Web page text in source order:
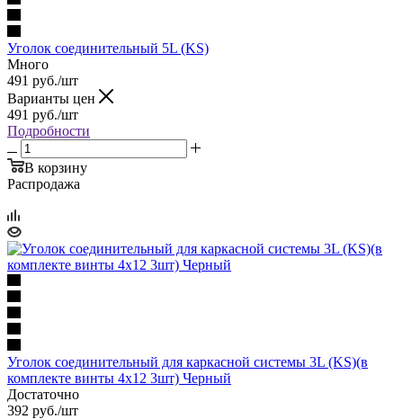
Уголок соединительный 5L (KS)
Много
491 руб./шт
Варианты цен
491 руб./шт
Подробности
В корзину
Распродажа
Уголок соединительный для каркасной системы 3L (KS)(в
комплекте винты 4х12 3шт) Черный
Достаточно
392 руб./шт